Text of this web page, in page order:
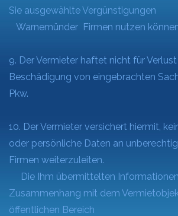
Sie ausgewählte Vergünstigungen
Warnemünder Firmen nutzen
9. Der Vermieter haftet nicht für
Beschädigung von eingebrachten
Pkw.
10. Der Vermieter versichert hiermit,
oder persönliche Daten an
Firmen weiterzuleiten.
Die Ihm übermittelten
Zusammenhang mit dem
öffentlichen Bereich